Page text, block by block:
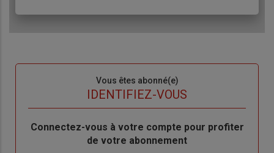
Vous êtes abonné(e)
IDENTIFIEZ-VOUS
Body
Connectez-vous à votre compte pour profiter
de votre abonnement